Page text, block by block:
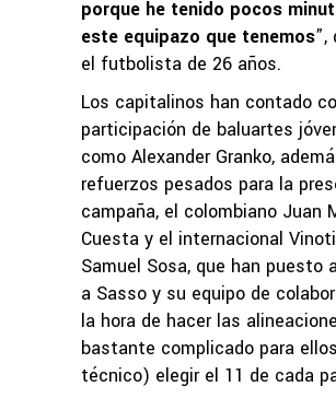
porque he tenido pocos
este equipazo que tenemos”,
el futbolista de 26 años.
Los capitalinos han contado
participación de baluartes
como Alexander Granko,
refuerzos pesados para la
campaña, el colombiano Juan
Cuesta y el internacional
Samuel Sosa, que han puesto
a Sasso y su equipo de
la hora de hacer las
bastante complicado para
técnico) elegir el 11 de cada